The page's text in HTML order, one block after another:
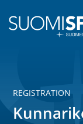
REGISTRATION